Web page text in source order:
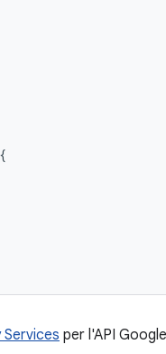
per l'API